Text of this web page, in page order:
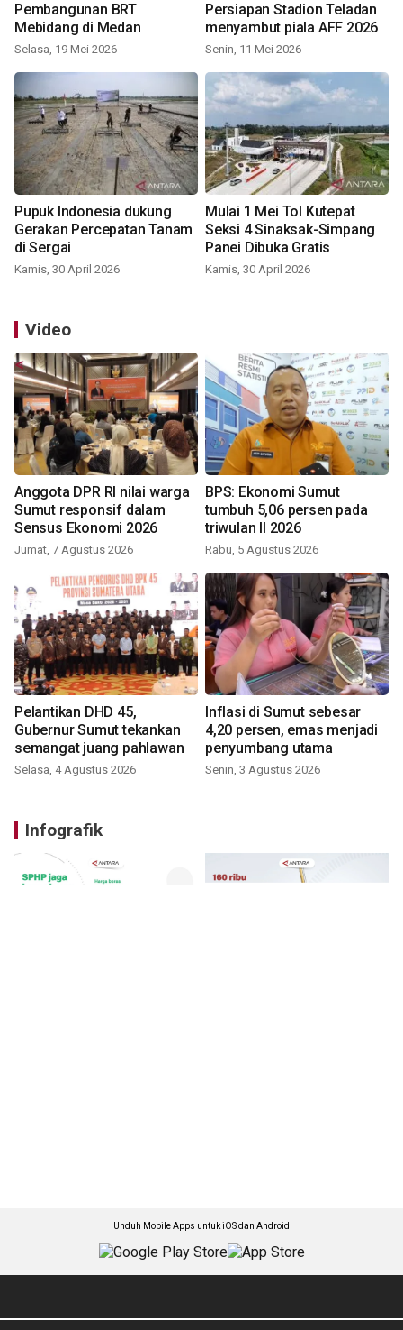
Pembangunan BRT
Mebidang di Medan
Selasa, 19 Mei 2026
Persiapan Stadion Teladan
menyambut piala AFF 2026
Senin, 11 Mei 2026
Pupuk Indonesia dukung
Gerakan Percepatan Tanam
di Sergai
Kamis, 30 April 2026
Mulai 1 Mei Tol Kutepat
Seksi 4 Sinaksak-Simpang
Panei Dibuka Gratis
Kamis, 30 April 2026
Video
Anggota DPR RI nilai warga
Sumut responsif dalam
Sensus Ekonomi 2026
Jumat, 7 Agustus 2026
BPS: Ekonomi Sumut
tumbuh 5,06 persen pada
triwulan II 2026
Rabu, 5 Agustus 2026
Pelantikan DHD 45,
Gubernur Sumut tekankan
semangat juang pahlawan
Selasa, 4 Agustus 2026
Inflasi di Sumut sebesar
4,20 persen, emas menjadi
penyumbang utama
Senin, 3 Agustus 2026
Infografik
Unduh Mobile Apps untuk iOS dan Android